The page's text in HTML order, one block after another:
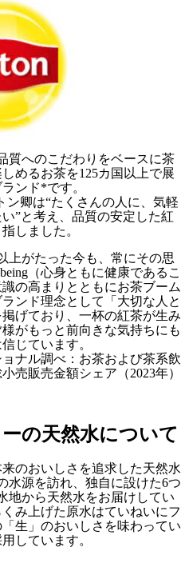
質へのこだわりをベースに茶
めるお茶を125カ国以上で展
ンド*です。
ン卿は“たくさんの人に、気軽
”と考え、品質の安定した紅
しました。
上がたった今も、常にその思
（心身ともに健康であるこ
の高まりとともにお茶ブーム
ンド理念として「大切な人と
げており、一杯の紅茶が生み
がもっと前向きな気持ちにも
じています。
ナル調べ：お茶および茶系飲
売販売金額シェア（2023年）
の天然水について
のおいしさを追求した天然水
水源を訪れ、独自に設けた6つ
地から天然水をお届けしてい
み上げた原水はていねいにフ
生」のおいしさを味わってい
しています。